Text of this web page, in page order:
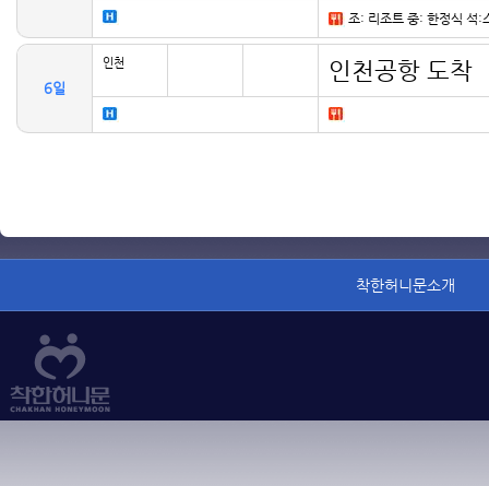
조: 리조트 중: 한정식 석:
6일
인천 인천공항 도착
착한허니문소개